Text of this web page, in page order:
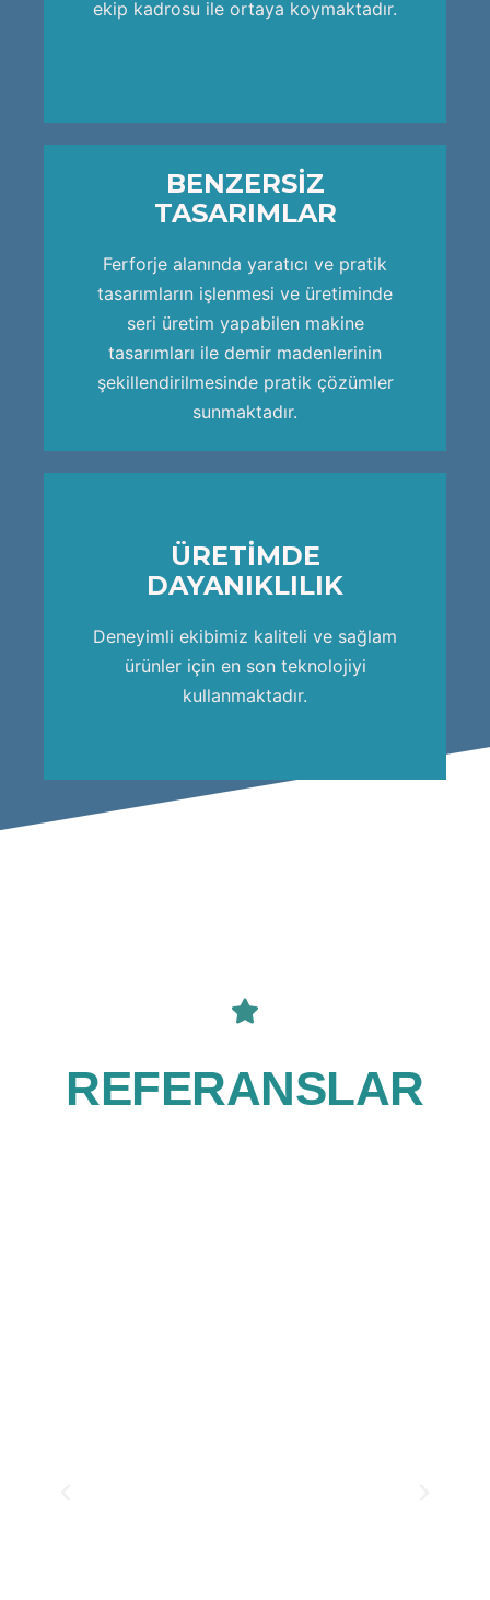
ekip kadrosu ile ortaya koymaktadır.
HIZLI ÜRETİM
BENZERSİZ
TASARIMLAR
Ferforje alanında yaratıcı ve pratik
tasarımların işlenmesi ve üretiminde
seri üretim yapabilen makine
tasarımları ile demir madenlerinin
şekillendirilmesinde pratik çözümler
sunmaktadır.
HIZLI ÜRETİM
Ham demirin işlenme sürecini uzman
ekip kadrosu ile ortaya koymaktadır.
ÜRETİMDE
DAYANIKLILIK
Deneyimli ekibimiz kaliteli ve sağlam
ürünler için en son teknolojiyi
kullanmaktadır.
HIZLI ÜRETİM
ekip kadrosu ile ortaya koymaktadır.
REFERANSLAR